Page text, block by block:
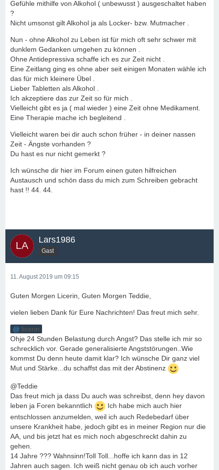
Gefühle mithilfe von Alkohol ( unbewusst ) ausgeschaltet haben
?
Nicht umsonst gilt Alkohol ja als Locker- bzw. Mutmacher .
Nun - ohne Alkohol zu Leben ist für mich oft sehr schwer mit
dunklem Gedanken umgehen zu können .
Ohne Antidepressiva schaffe ich es zur Zeit nicht .
Eine Zeitlang ging es ohne aber seit einigen Monaten wähle ich
das für mich kleinere Übel .
Lieber Tabletten als Alkohol .
Ich akzeptiere das zur Zeit so für mich .
Vielleicht gibt es ja ( mal wieder ) eine Zeit ohne Medikament.
Eine Therapie mache ich begleitend .
Vielleicht waren bei dir auch schon früher - in deiner nassen
Zeit - Ängste vorhanden ?
Du hast es nur nicht gemerkt ?
Ich wünsche dir hier im Forum einen guten hilfreichen
Austausch und schön dass du mich zum Schreiben gebracht
hast !! 44. 44.
Lars1986
Gast
11. August 2019 um 09:15
Guten Morgen Licerin, Guten Morgen Teddie,
vielen lieben Dank für Eure Nachrichten! Das freut mich sehr.
licerin
Ohje 24 Stunden Belastung durch Angst? Das stelle ich mir so
schrecklich vor. Gerade generalisierte Angststörungen..Wie
kommst Du denn heute damit klar? Ich wünsche Dir ganz viel
Mut und Stärke...du schaffst das mit der Abstinenz
@Teddie
Das freut mich ja dass Du auch was schreibst, denn hey davon
leben ja Foren bekanntlich
Ich habe mich auch hier
entschlossen anzumelden, weil ich auch Redebedarf über
unsere Krankheit habe, jedoch gibt es in meiner Region nur die
AA, und bis jetzt hat es mich noch abgeschreckt dahin zu
gehen.
14 Jahre ??? Wahnsinn!Toll Toll...hoffe ich kann das in 12
Jahren auch sagen. Ich weiß nicht genau ob ich auch vorher